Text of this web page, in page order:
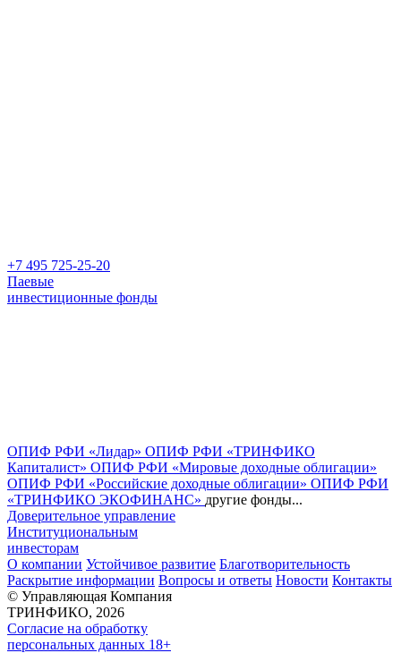
+7 495 725-25-20
Паевые
инвестиционные фонды
ОПИФ РФИ «Лидар» ОПИФ РФИ «ТРИНФИКО
Капиталист» ОПИФ РФИ «Мировые доходные облигации»
ОПИФ РФИ «Российские доходные облигации» ОПИФ РФИ
«ТРИНФИКО ЭКОФИНАНС» другие фонды...
Доверительное управление
Институциональным
инвесторам
О компании Устойчивое развитие Благотворительность
Раскрытие информации Вопросы и ответы Новости Контакты
© Управляющая Компания
ТРИНФИКО, 2026
Согласие на обработку
персональных данных 18+